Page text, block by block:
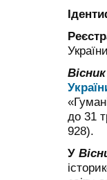
Вісник
до 31
928).
У